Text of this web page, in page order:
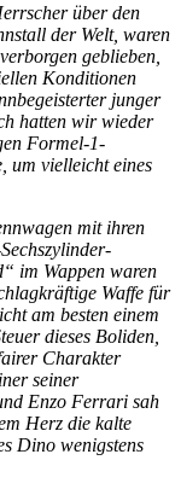
über den
der Welt, waren
geblieben,
Konditionen
junger
hatten wir wieder
Formel-1-
um vielleicht eines
mit ihren
im Wappen waren
Waffe für
am besten einem
dieses Boliden,
Charakter
seiner
Enzo Ferrari sah
Herz die kalte
Dino wenigstens